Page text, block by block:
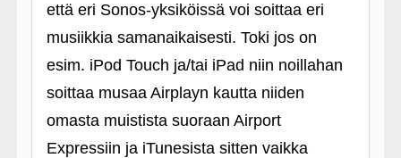
että eri Sonos-yksiköissä voi soittaa eri
musiikkia samanaikaisesti. Toki jos on
esim. iPod Touch ja/tai iPad niin noillahan
soittaa musaa Airplayn kautta niiden
omasta muistista suoraan Airport
Expressiin ja iTunesista sitten vaikka